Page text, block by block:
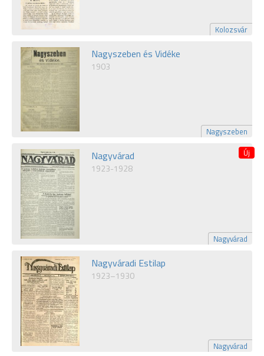
Kolozsvár
Nagyszeben és Vidéke
1903
Nagyszeben
Nagyvárad
1923-1928
Nagyvárad
Nagyváradi Estilap
1923–1930
Nagyvárad